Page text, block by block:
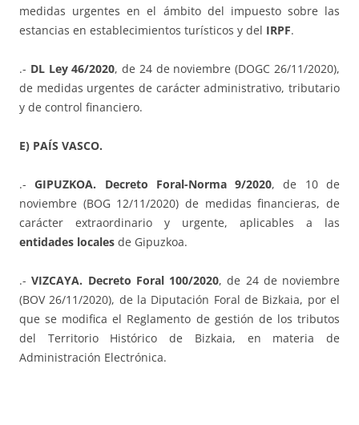
medidas urgentes en el ámbito del impuesto sobre las
estancias en establecimientos turísticos y del IRPF.
.- DL Ley 46/2020, de 24 de noviembre (DOGC 26/11/2020),
de medidas urgentes de carácter administrativo, tributario
y de control financiero.
E) PAÍS VASCO.
.-GIPUZKOA. Decreto Foral-Norma 9/2020, de 10 de
noviembre (BOG 12/11/2020) de medidas financieras, de
carácter extraordinario y urgente, aplicables a las
entidades locales de Gipuzkoa.
.-VIZCAYA. Decreto Foral 100/2020, de 24 de noviembre
(BOV 26/11/2020), de la Diputación Foral de Bizkaia, por el
que se modifica el Reglamento de gestión de los tributos
del Territorio Histórico de Bizkaia, en materia de
Administración Electrónica.